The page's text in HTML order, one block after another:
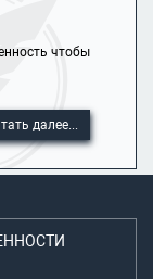
чтобы
далее...